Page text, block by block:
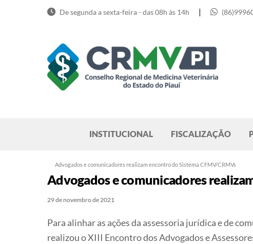
De segunda a sexta-feira - das 08h às 14h |
INSTITUCIONAL FISCALIZAÇÃO
Advogados e comunicadores realizam encontro do Sistema CFMV/CRMVs
Advogados e comunicadores
29 de novembro de 2021
Para alinhar as ações da assessoria jurídica e de
realizou o XIII Encontro dos Advogados e